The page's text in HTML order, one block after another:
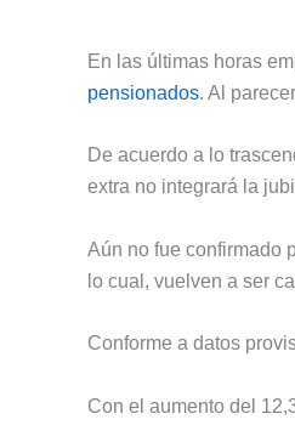
En las últimas horas
pensionados. Al
De acuerdo a lo
extra no integrará la
Aún no fue confirmado
lo cual, vuelven a ser
Conforme a datos
Con el aumento del